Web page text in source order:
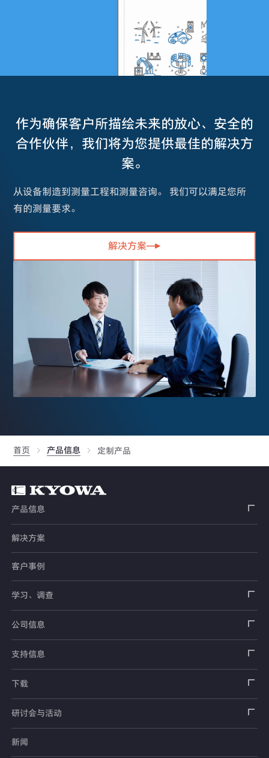
作为确保客户所描绘未来的放心、安全的
合作伙伴，我们将为您提供最佳的解决方
案。
从设备制造到测量工程和测量咨询。 我们可以满足您所
有的测量要求。
解决方案
首页 产品信息 定制产品
产品信息
应变片
传感器
载荷传感器
加速度传感器
压力传感器
土木用传感器
载荷传感器
土压计
倾斜计
汽车用传感器
安全带拉力传感器
手刹・变速杆操作力传感器
测量器
指示器和显示器
软件
测量系统
电桥盒
解决方案
客户事例
学习、调查
应变片
传感器
测量仪器
看视频了解仪器的使用方法
公司信息
销售网络
公司概况
支持信息
安全数据表（SDS）
产品目录、资料下载
停产产品一览
下载
产品目录
使用说明书
研讨会与活动
展览会
新闻